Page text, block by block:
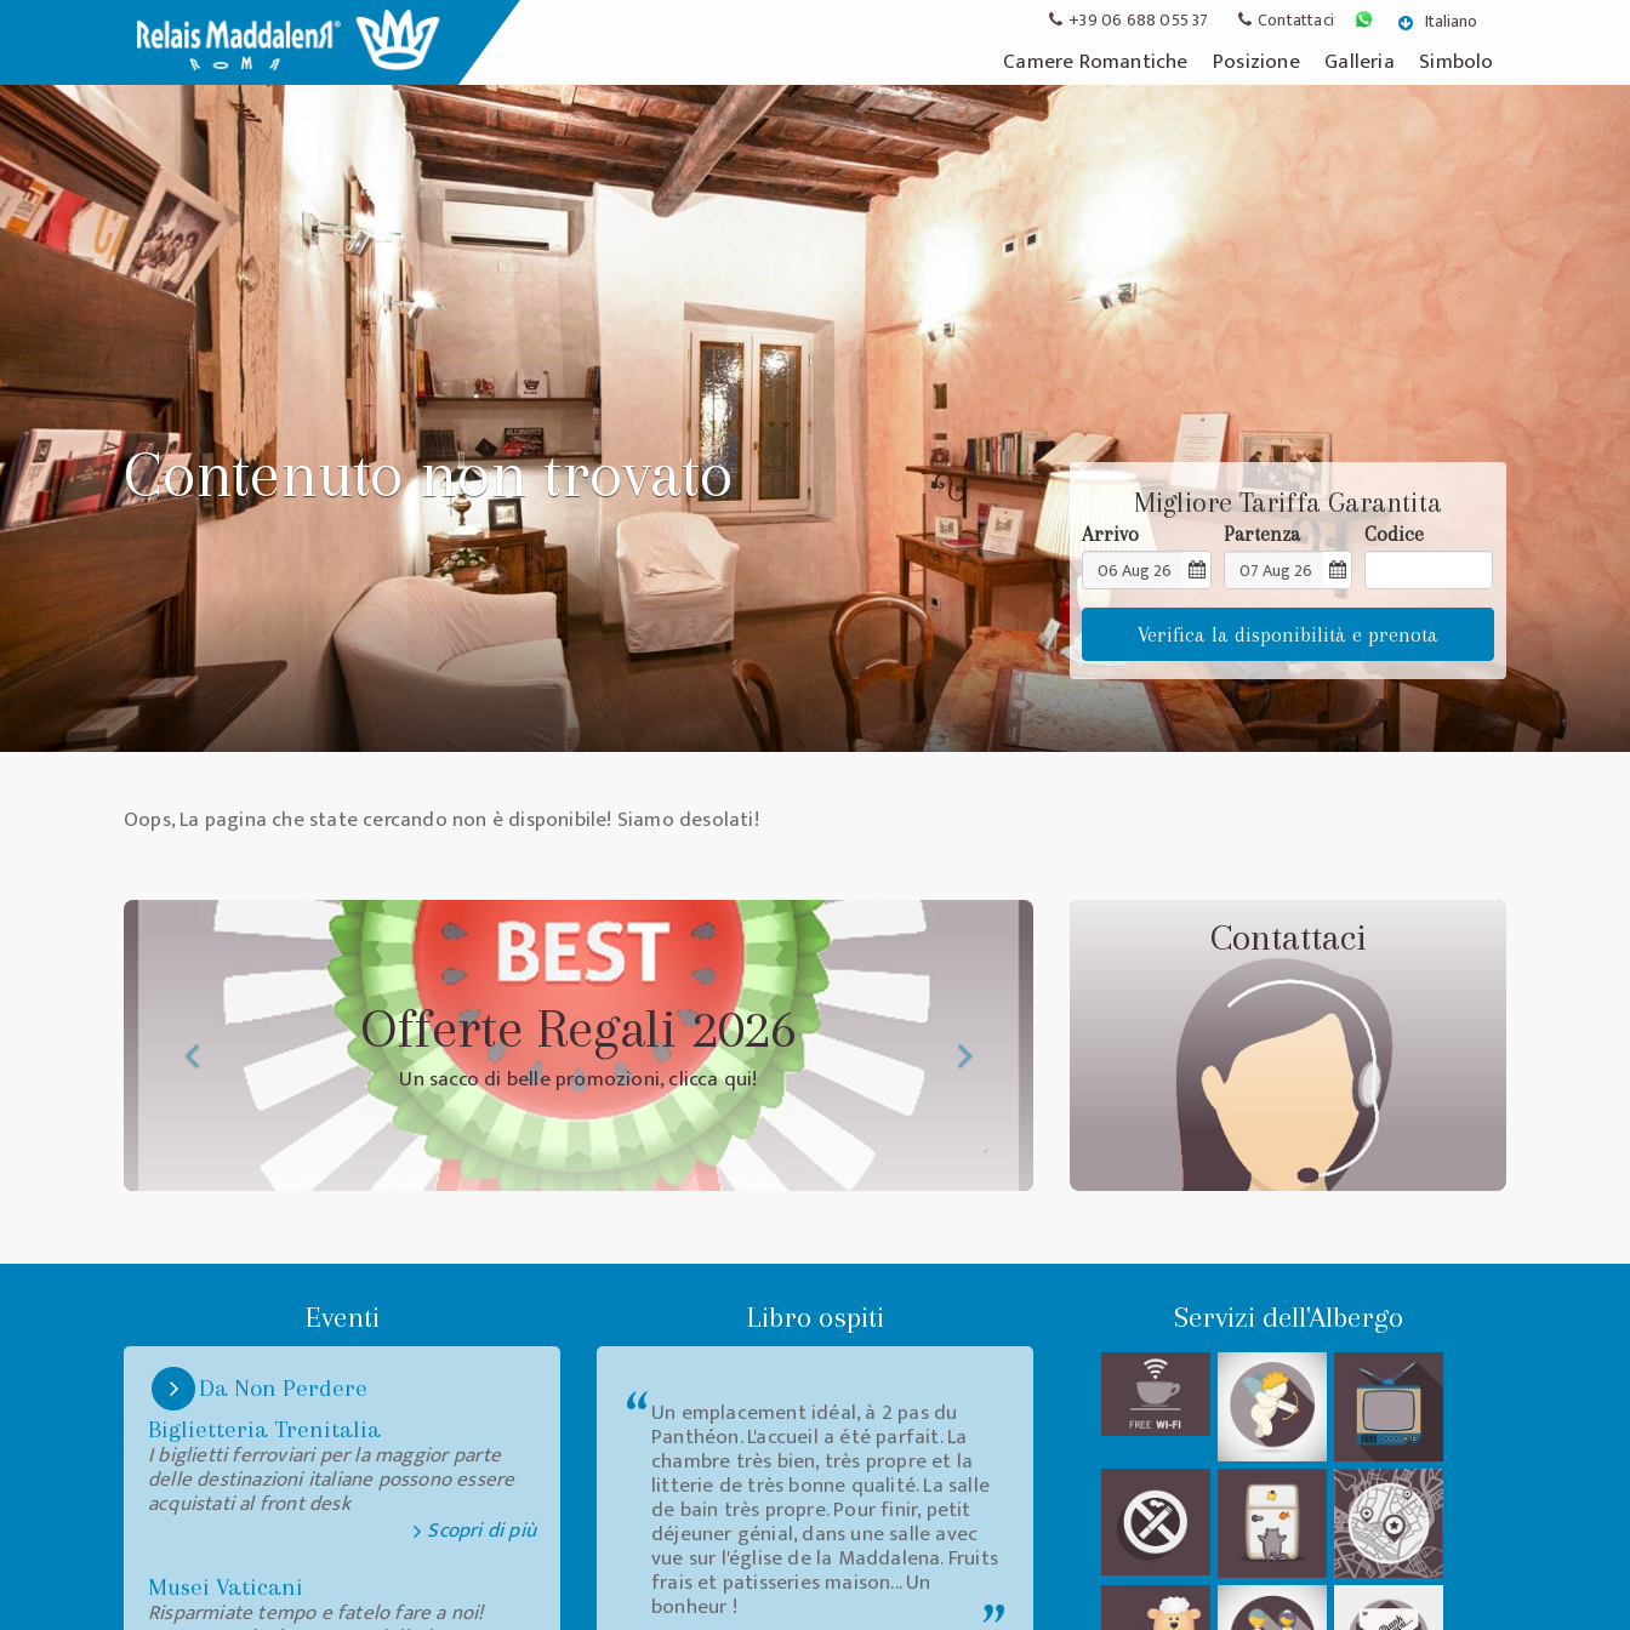
+39 06 688 055 37 Contattaci Italiano
Camere Romantiche Posizione Galleria Simbolo
Contenuto non trovato Migliore Tariffa Garantita
Arrivo Partenza Codice
Verifica la disponibilità e prenota
Oops, La pagina che state cercando non è disponibile! Siamo desolati!
Offerte Regali 2026
Un sacco di belle promozioni, clicca qui!
Contattaci
Eventi
Da Non Perdere
Biglietteria Trenitalia
I biglietti ferroviari per la maggior parte
delle destinazioni italiane possono essere
acquistati al front desk
Scopri di più
Musei Vaticani
Risparmiate tempo e fatelo fare a noi!
Libro ospiti
Un emplacement idéal, à 2 pas du
Panthéon. L'accueil a été parfait. La
chambre très bien, très propre et la
litterie de très bonne qualité. La salle
de bain très propre. Pour finir, petit
déjeuner génial, dans une salle avec
vue sur l'église de la Maddalena. Fruits
frais et patisseries maison... Un
bonheur !
Servizi dell'Albergo